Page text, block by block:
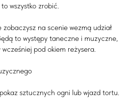
wszystko zrobić.
na scenie wezmą udział
to występy taneczne i muzyczne,
pod okiem reżysera.
sztucznych ogni lub wjazd tortu.